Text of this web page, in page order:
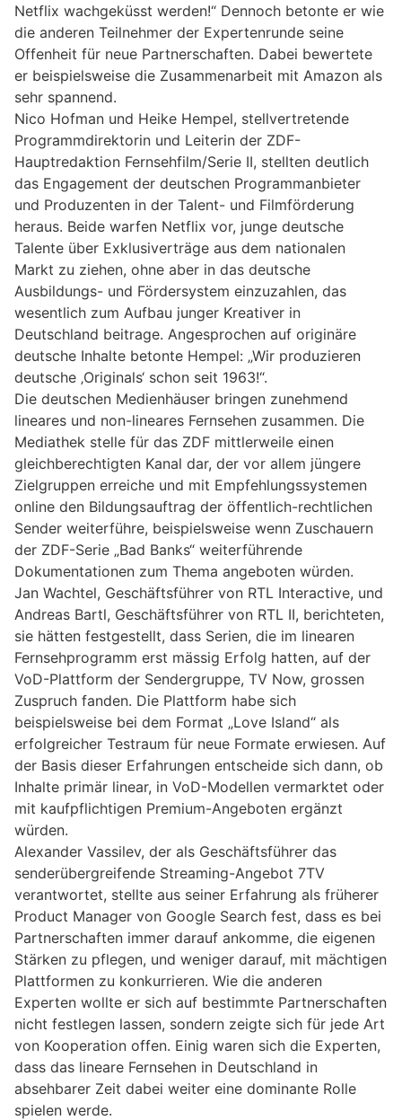
Netflix wachgeküsst werden!“ Dennoch betonte er wie
die anderen Teilnehmer der Expertenrunde seine
Offenheit für neue Partnerschaften. Dabei bewertete
er beispielsweise die Zusammenarbeit mit Amazon als
sehr spannend.
Nico Hofman und Heike Hempel, stellvertretende
Programmdirektorin und Leiterin der ZDF-
Hauptredaktion Fernsehfilm/Serie II, stellten deutlich
das Engagement der deutschen Programmanbieter
und Produzenten in der Talent- und Filmförderung
heraus. Beide warfen Netflix vor, junge deutsche
Talente über Exklusiverträge aus dem nationalen
Markt zu ziehen, ohne aber in das deutsche
Ausbildungs- und Fördersystem einzuzahlen, das
wesentlich zum Aufbau junger Kreativer in
Deutschland beitrage. Angesprochen auf originäre
deutsche Inhalte betonte Hempel: „Wir produzieren
deutsche ‚Originals‘ schon seit 1963!“.
Die deutschen Medienhäuser bringen zunehmend
lineares und non-lineares Fernsehen zusammen. Die
Mediathek stelle für das ZDF mittlerweile einen
gleichberechtigten Kanal dar, der vor allem jüngere
Zielgruppen erreiche und mit Empfehlungssystemen
online den Bildungsauftrag der öffentlich-rechtlichen
Sender weiterführe, beispielsweise wenn Zuschauern
der ZDF-Serie „Bad Banks“ weiterführende
Dokumentationen zum Thema angeboten würden.
Jan Wachtel, Geschäftsführer von RTL Interactive, und
Andreas Bartl, Geschäftsführer von RTL II, berichteten,
sie hätten festgestellt, dass Serien, die im linearen
Fernsehprogramm erst mässig Erfolg hatten, auf der
VoD-Plattform der Sendergruppe, TV Now, grossen
Zuspruch fanden. Die Plattform habe sich
beispielsweise bei dem Format „Love Island“ als
erfolgreicher Testraum für neue Formate erwiesen. Auf
der Basis dieser Erfahrungen entscheide sich dann, ob
Inhalte primär linear, in VoD-Modellen vermarktet oder
mit kaufpflichtigen Premium-Angeboten ergänzt
würden.
Alexander Vassilev, der als Geschäftsführer das
senderübergreifende Streaming-Angebot 7TV
verantwortet, stellte aus seiner Erfahrung als früherer
Product Manager von Google Search fest, dass es bei
Partnerschaften immer darauf ankomme, die eigenen
Stärken zu pflegen, und weniger darauf, mit mächtigen
Plattformen zu konkurrieren. Wie die anderen
Experten wollte er sich auf bestimmte Partnerschaften
nicht festlegen lassen, sondern zeigte sich für jede Art
von Kooperation offen. Einig waren sich die Experten,
dass das lineare Fernsehen in Deutschland in
absehbarer Zeit dabei weiter eine dominante Rolle
spielen werde.